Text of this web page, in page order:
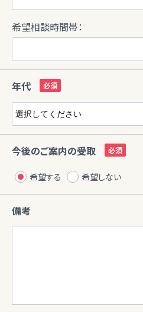
希望相談時間帯：
年代
今後のご案内の受取
希望する 希望しない
備考